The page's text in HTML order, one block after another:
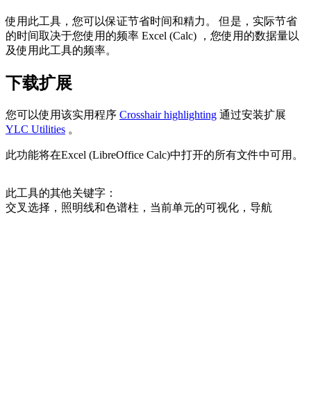
使用此工具，您可以保证节省时间和精力。 但是，实际节省
的时间取决于您使用的频率 Excel (Calc) ，您使用的数据量以
及使用此工具的频率。
下载扩展
您可以使用该实用程序 Crosshair highlighting 通过安装扩展
YLC Utilities 。
此功能将在Excel (LibreOffice Calc)中打开的所有文件中可用。
此工具的其他关键字：
交叉选择，照明线和色谱柱，当前单元的可视化，导航